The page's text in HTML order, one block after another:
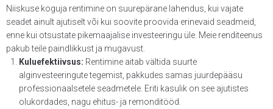
Niiskuse koguja rentimine on suurepärane lahendus, kui vajate
seadet ainult ajutiselt või kui soovite proovida erinevaid seadmeid,
enne kui otsustate pikemaajalise investeeringu üle. Meie renditeenus
pakub teile paindlikkust ja mugavust.
Kuluefektiivsus: Rentimine aitab vältida suurte
alginvesteeringute tegemist, pakkudes samas juurdepääsu
professionaalsetele seadmetele. Eriti kasulik on see ajutistes
olukordades, nagu ehitus- ja remonditööd.